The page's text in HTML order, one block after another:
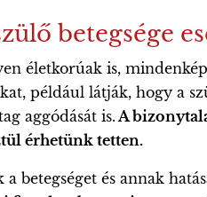
betegsége
életkorúak is,
például látják, hogy a
aggódását is.A
érhetünk tetten.
és annak